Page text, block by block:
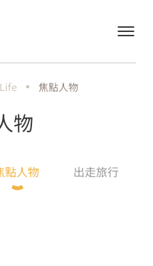
焦點人物
物
點人物 出走旅行